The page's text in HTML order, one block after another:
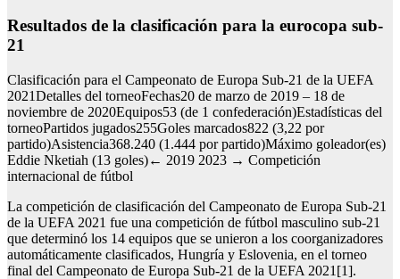
resultados de la clasificación para la eurocopa sub-
21
Clasificación para el Campeonato de Europa Sub-21 de la UEFA
2021Detalles del torneoFechas20 de marzo de 2019 – 18 de
noviembre de 2020Equipos53 (de 1 confederación)Estadísticas del
torneoPartidos jugados255Goles marcados822 (3,22 por
partido)Asistencia368.240 (1.444 por partido)Máximo goleador(es)
Eddie Nketiah (13 goles)← 2019 2023 → Competición
internacional de fútbol
La competición de clasificación del Campeonato de Europa Sub-21
de la UEFA 2021 fue una competición de fútbol masculino sub-21
que determinó los 14 equipos que se unieron a los coorganizadores
automáticamente clasificados, Hungría y Eslovenia, en el torneo
final del Campeonato de Europa Sub-21 de la UEFA 2021[1].